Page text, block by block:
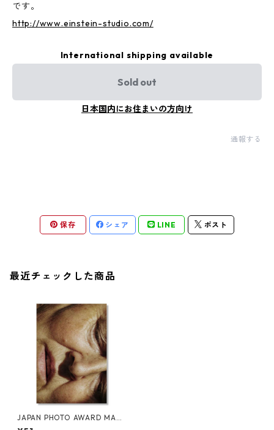
です。
http://www.einstein-studio.com/
International shipping available
Sold out
日本国内にお住まいの方向け
通報する
保存 シェア LINE ポスト
最近チェックした商品
JAPAN PHOTO AWARD MAG
AZINE